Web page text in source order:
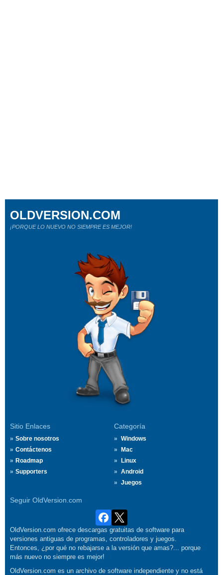
Sitio Enlaces
Sobre nosotros
Contáctenos
Roadmap
Supporters
Categoría
Windows
Mac
Linux
Android
Juegos
Seguir OldVersion.com
OLDVERSION.COM
¡PORQUE LO NUEVO NO SIEMPRE ES MEJOR!
OldVersion.com ofrece descargas gratuitas de software para
versiones antiguas de programas, controladores y juegos.
Entonces, ¿por qué no rebajarse a la versión que amas?... porque
más nuevo no siempre es mejor!
OldVersion.com es un archivo de software independiente y no está